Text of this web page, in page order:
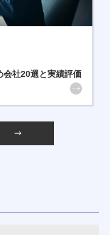
社20選と実績評価